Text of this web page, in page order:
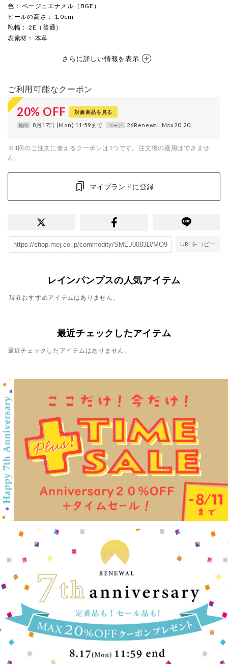
色 ： ベージュエナメル（BGE）
ヒールの高さ ： 1.0cm
靴幅 ： 2E（普通）
表素材 ： 本革
さらに詳しい情報を表示
ご利用可能なクーポン
20% OFF 対象商品を見る
期間 8月17日 (Mon) 11:59まで コード 26Renewal_Max20_20
※1回のご注文に使えるクーポンは1つです。注文後の適用はできませ
ん。
マイブランドに登録
URLをコピー
レインパンプスの人気アイテム
現在おすすめアイテムはありません。
最近チェックしたアイテム
最近チェックしたアイテムはありません。